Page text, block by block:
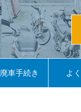
廃車手続き よ